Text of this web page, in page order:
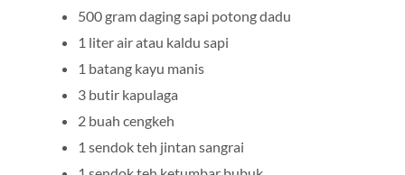
500 gram daging sapi potong dadu
1 liter air atau kaldu sapi
1 batang kayu manis
3 butir kapulaga
2 buah cengkeh
1 sendok teh jintan sangrai